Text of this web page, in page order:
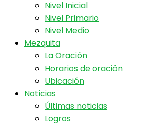
Nivel Inicial
Nivel Primario
Nivel Medio
Mezquita
La Oración
Horarios de oración
Ubicación
Noticias
Últimas noticias
Logros